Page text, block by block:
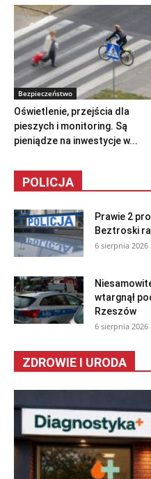
Bezpieczeństwo
Oświetlenie, przejścia dla
pieszych i monitoring. Są
pieniądze na inwestycje w...
POLICJA
Prawie 2
Beztroski
6 sierpnia 2026
wtargnął
Rzeszów
6 sierpnia 2026
ZDROWIE I URODA